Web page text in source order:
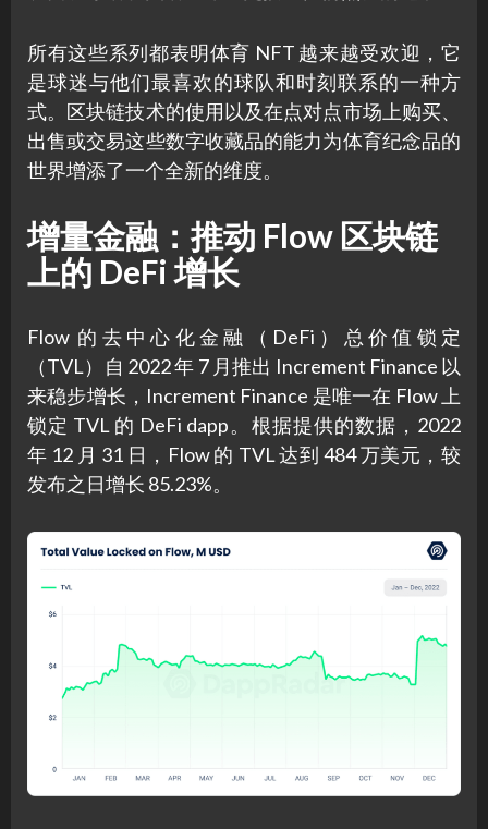
所有这些系列都表明体育 NFT 越来越受欢迎，它
是球迷与他们最喜欢的球队和时刻联系的一种方
式。区块链技术的使用以及在点对点市场上购买、
出售或交易这些数字收藏品的能力为体育纪念品的
世界增添了一个全新的维度。
增量金融：推动 Flow 区块链
上的 DeFi 增长
Flow 的去中心化金融（DeFi）总价值锁定
（TVL）自 2022 年 7 月推出 Increment Finance 以
来稳步增长，Increment Finance 是唯一在 Flow 上
锁定 TVL 的 DeFi dapp。根据提供的数据，2022
年 12 月 31 日，Flow 的 TVL 达到 484 万美元，较
发布之日增长 85.23%。